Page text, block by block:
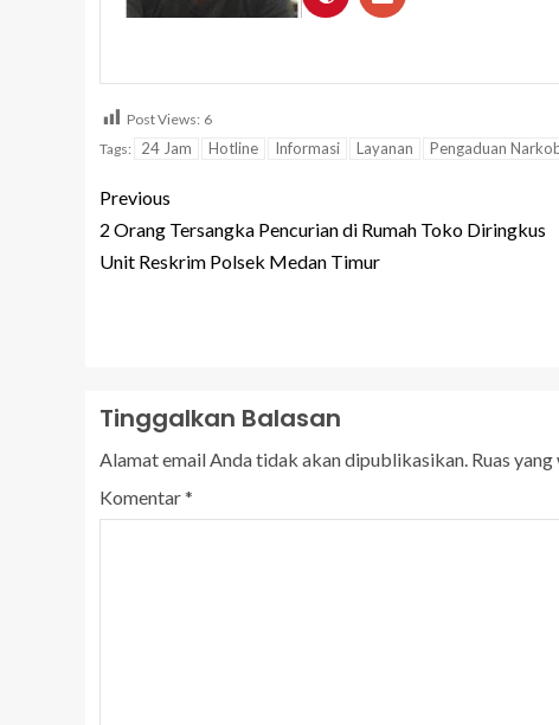
Post Views: 6
Tags:
24 Jam Hotline Informasi Layanan Pengaduan
Previous
2 Orang Tersangka Pencurian di Rumah Toko Diringkus
Unit Reskrim Polsek Medan Timur
Tinggalkan Balasan
Alamat email Anda tidak akan dipublikasikan. Ruas
Komentar*